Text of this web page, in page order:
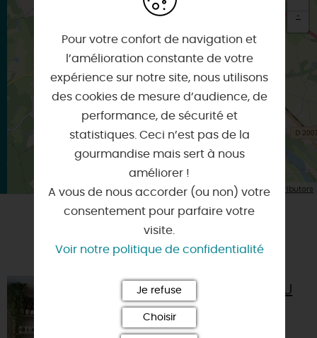
×
CHATILLON-SUR-LOIRE
-
Leaflet| Map data ©OpenStreetMap contributors
A TESTER ÉGALEMENT SUR PLACE OU À
PROXIMITÉ
LA CAVE DU
Pour votre confort de navigation et
l’amélioration constante de votre
expérience sur notre site, nous utilisons
des cookies de mesure d’audience, de
performance, de sécurité et
statistiques. Ceci n’est pas de la
gourmandise mais sert à nous
améliorer !
A vous de nous accorder (ou non) votre
consentement pour parfaire votre
visite.
Voir notre politique de confidentialité
Je refuse
Choisir